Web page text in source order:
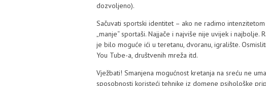
dozvoljeno).
Sačuvati sportski identitet – ako ne radimo
„manje“ sportaši. Najjače i najviše nije uvijek i
je bilo moguće ići u teretanu, dvoranu, igralište.
You Tube-a, društvenih mreža itd.
Vježbati! Smanjena mogućnost kretanja na sreću ne
sposobnosti koristeći tehnike iz domene psihološke